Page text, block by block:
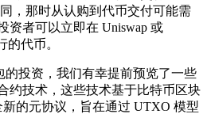
，那时从认购到代币交付可能需
资者可以立即在 Uniswap 或
的代币。
的投资，我们有幸提前预览了一些
约技术，这些技术基于比特币区块
的元协议，旨在通过 UTXO 模型